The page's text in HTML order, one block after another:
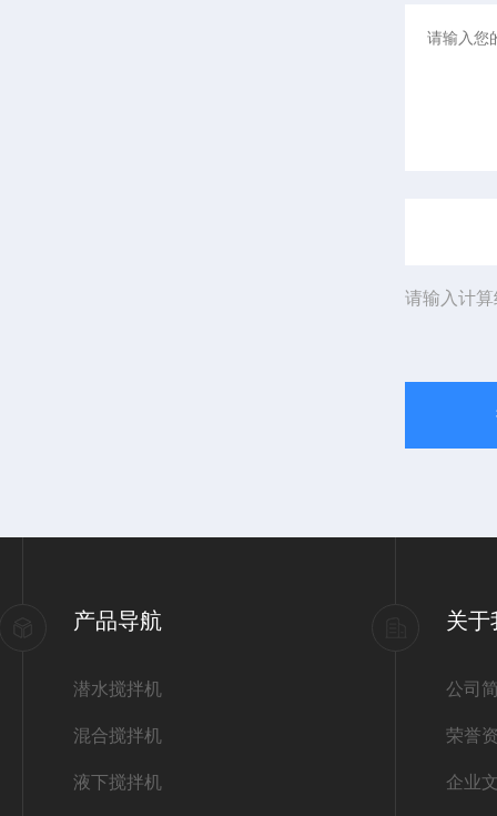
请输入计
产品导航
潜水搅拌机
混合搅拌机
液下搅拌机
关于
公司
荣誉
企业